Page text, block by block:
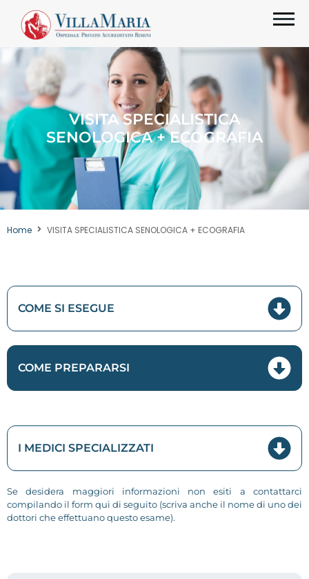
VISITA SPECIALISTICA
SENOLOGICA + ECOGRAFIA
Home VISITA SPECIALISTICA SENOLOGICA + ECOGRAFIA
COME SI ESEGUE
COME PREPARARSI
I MEDICI SPECIALIZZATI
Se desidera maggiori informazioni non esiti a contattarci
compilando il form qui di seguito (scriva anche il nome di uno dei
dottori che effettuano questo esame).